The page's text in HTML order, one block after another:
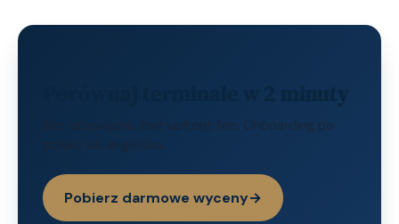
Bez obowiązku, bez upfront fee. Onboarding po
polsku lub angielsku.
Pobierz darmowe wyceny→